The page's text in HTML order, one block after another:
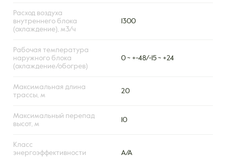
Расход воздуха
внутреннего блока
(охлаждение), м3/ч
1300
Рабочая температура
наружного блока
(охлаждение/обогрев)
0 ~ +-48/-15 ~ +24
Максимальная длина
трассы, м
20
Максимальный перепад
высот, м
10
Класс
энергоэффективности
А/А